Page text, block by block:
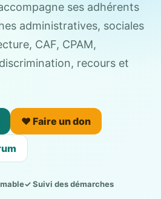
ses adhérents
administratives, sociales
CAF, CPAM,
recours et
❤️ Faire un don
✓ Suivi des démarches